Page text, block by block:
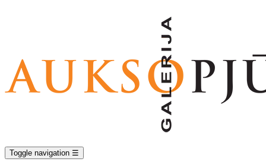
Toggle navigation ☰